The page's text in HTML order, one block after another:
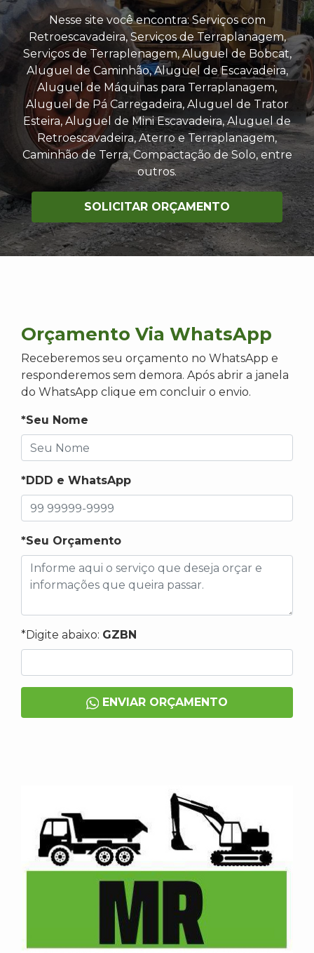
Nesse site você encontra: Serviços com
Retroescavadeira, Serviços de Terraplanagem,
Serviços de Terraplenagem, Aluguel de Bobcat,
Aluguel de Caminhão, Aluguel de Escavadeira,
Aluguel de Máquinas para Terraplanagem,
Aluguel de Pá Carregadeira, Aluguel de Trator
Esteira, Aluguel de Mini Escavadeira, Aluguel de
Retroescavadeira, Aterro e Terraplanagem,
Caminhão de Terra, Compactação de Solo, entre
outros.
SOLICITAR ORÇAMENTO
Orçamento Via WhatsApp
Receberemos seu orçamento no WhatsApp e
responderemos sem demora. Após abrir a janela
do WhatsApp clique em concluir o envio.
*Seu Nome
*DDD e WhatsApp
*Seu Orçamento
*Digite abaixo: GZBN
ENVIAR ORÇAMENTO